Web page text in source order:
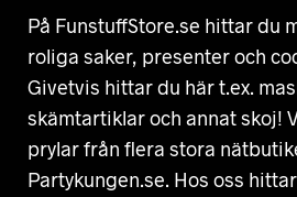
På FunstuffStore.se hittar du
roliga saker, presenter och
Givetvis hittar du här t.ex.
skämtartiklar och annat skoj!
prylar från flera stora
Partykungen.se. Hos oss